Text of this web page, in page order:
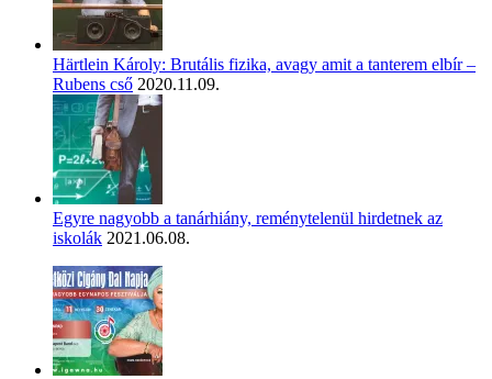
Härtlein Károly: Brutális fizika, avagy amit a tanterem elbír –
Rubens cső 2020.11.09.
Egyre nagyobb a tanárhiány, reménytelenül hirdetnek az
iskolák 2021.06.08.